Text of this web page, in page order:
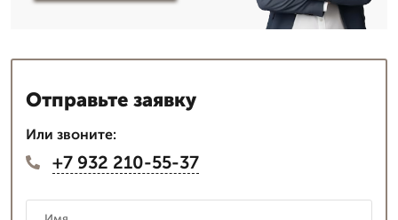
Отправьте заявку
Или звоните:
+7 932 210-55-37